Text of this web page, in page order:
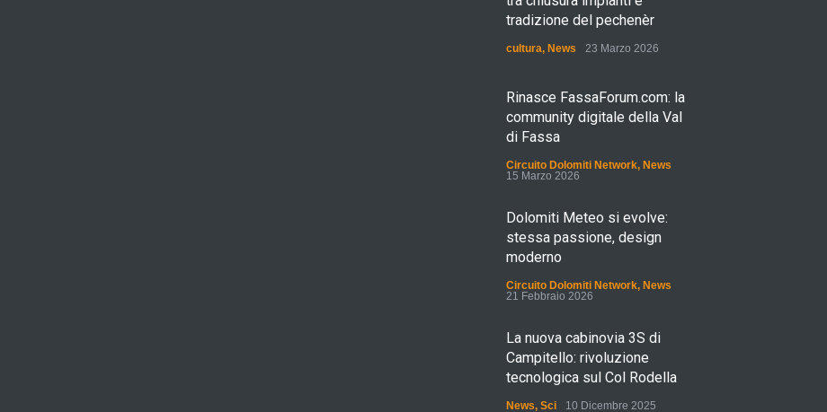
tradizione del pechenèr
cultura, News 23 Marzo 2026
Rinasce FassaForum.com: la
community digitale della Val
di Fassa
Circuito Dolomiti Network, News
15 Marzo 2026
Dolomiti Meteo si evolve:
stessa passione, design
moderno
Circuito Dolomiti Network, News
21 Febbraio 2026
La nuova cabinovia 3S di
Campitello: rivoluzione
tecnologica sul Col Rodella
News, Sci 10 Dicembre 2025